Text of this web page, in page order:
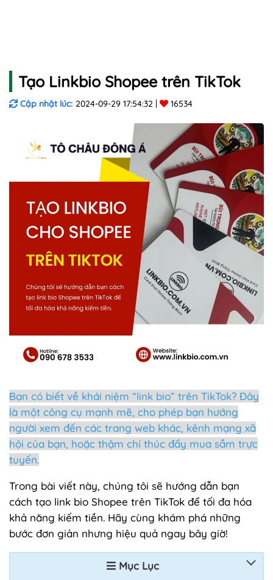
Tạo Linkbio Shopee trên TikTok
Cập nhật lúc: 2024-09-29 17:54:32 16534
Bạn có biết về khái niệm “link bio” trên TikTok? Đây
là một công cụ mạnh mẽ, cho phép bạn hướng
người xem đến các trang web khác, kênh mạng xã
hội của bạn, hoặc thậm chí thúc đẩy mua sắm trực
tuyến.
Trong bài viết này, chúng tôi sẽ hướng dẫn bạn
cách tạo link bio Shopee trên TikTok để tối đa hóa
khả năng kiếm tiền. Hãy cùng khám phá những
bước đơn giản nhưng hiệu quả ngay bây giờ!
Mục Lục